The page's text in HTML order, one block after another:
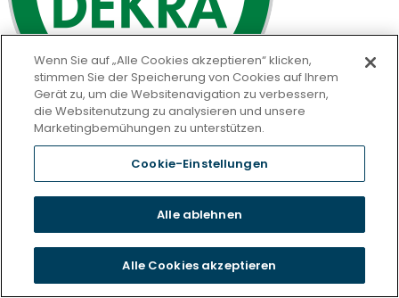
Wenn Sie auf „Alle Cookies akzeptieren“ klicken,
stimmen Sie der Speicherung von Cookies auf Ihrem
Gerät zu, um die Websitenavigation zu verbessern,
die Websitenutzung zu analysieren und unsere
Marketingbemühungen zu unterstützen.
Cookie-Einstellungen
Alle ablehnen
Alle Cookies akzeptieren